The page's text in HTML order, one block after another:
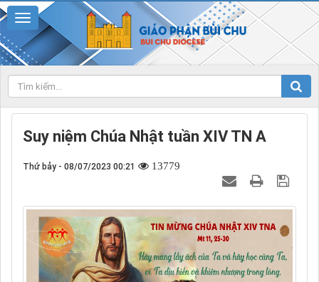
Suy niệm Chúa Nhật tuần XIV TN A
Thứ bảy - 08/07/2023 00:21 13779